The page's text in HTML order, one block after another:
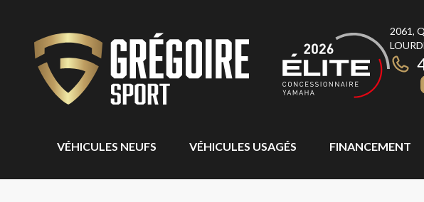
2061,
VÉHICULES NEUFS VÉHICULES USAGÉS FINANCEMENT